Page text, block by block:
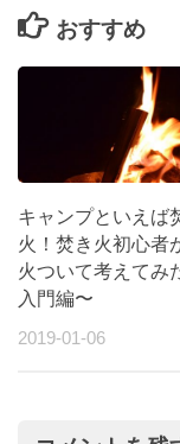
おすすめ
キャンプといえば
火！焚き火初心者
火ついて考えてみ
入門編〜
2019-01-06